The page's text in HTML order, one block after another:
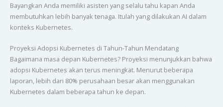
Bayangkan Anda memiliki asisten yang selalu tahu kapan Anda
membutuhkan lebih banyak tenaga. Itulah yang dilakukan AI dalam
konteks Kubernetes.
Proyeksi Adopsi Kubernetes di Tahun-Tahun Mendatang
Bagaimana masa depan Kubernetes? Proyeksi menunjukkan bahwa
adopsi Kubernetes akan terus meningkat. Menurut beberapa
laporan, lebih dari 80% perusahaan besar akan menggunakan
Kubernetes dalam beberapa tahun ke depan.